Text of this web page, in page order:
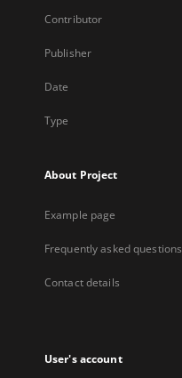
Contributor
Publisher
Date
Type
About Project
Example page
Frequently asked questions
Contact details
User's account